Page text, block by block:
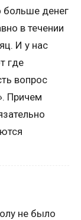
больше денег
в течении
И у нас
где
вопрос
Причем
не было